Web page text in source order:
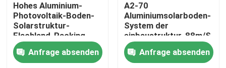
Hohes Aluminium-
Photovoltaik-Boden-
Solarstruktur-
Flachland-Racking-
System
Anfrage absenden
A2-70
Aluminiumsolarboden-
System der
einbaustruktur-88m/S
Anfrage absenden